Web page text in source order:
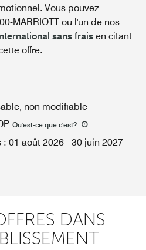
Vous pouvez
MARRIOTT ou l'un de nos
sans frais en citant
offre.
non modifiable
Qu'est-ce que c'est?
: 01 août 2026 - 30 juin 2027
DANS